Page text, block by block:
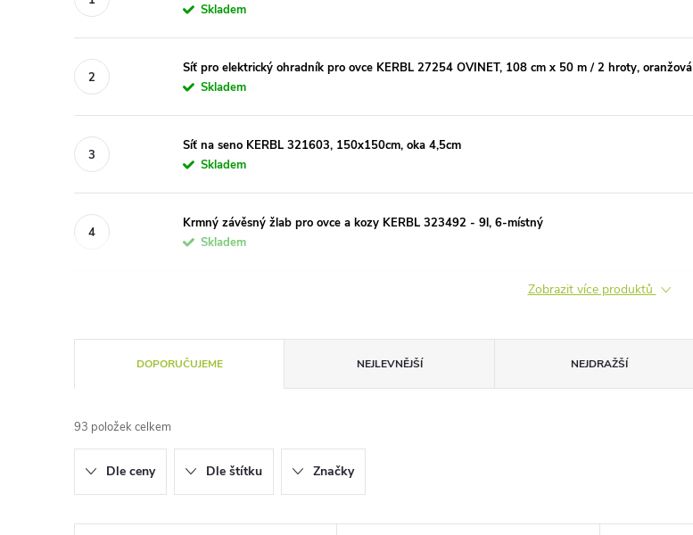
Skladem
Síť pro elektrický ohradník pro ovce KERBL 27254 OVINET, 108 cm x 50 m / 2 hroty, oranžová
Skladem
Síť na seno KERBL 321603, 150x150cm, oka 4,5cm
Skladem
Krmný závěsný žlab pro ovce a kozy KERBL 323492 - 9l, 6-místný
Skladem
Zobrazit více produktů
a
z
e
DOPORUČUJEME NEJLEVNĚJŠÍ NEJDRAŽŠÍ
93 položek celkem
Dle ceny Dle štítku Značky